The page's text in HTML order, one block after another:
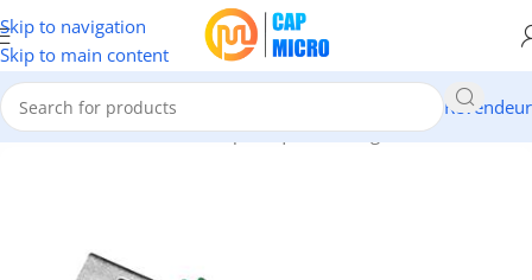
Skip to navigation
Skip to main content
Revendeur
Accueil/INFORMATIQUE/Périphériques/Sauvegarde/Clés USB